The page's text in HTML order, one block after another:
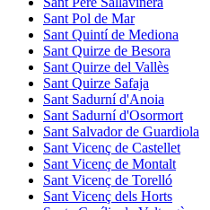
Sant Pol de Mar
Sant Quintí de Mediona
Sant Quirze de Besora
Sant Quirze del Vallès
Sant Quirze Safaja
Sant Sadurní d'Anoia
Sant Sadurní d'Osormort
Sant Salvador de Guardiola
Sant Vicenç de Castellet
Sant Vicenç de Montalt
Sant Vicenç de Torelló
Sant Vicenç dels Horts